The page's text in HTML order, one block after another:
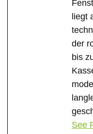
liegt
der
bis
See